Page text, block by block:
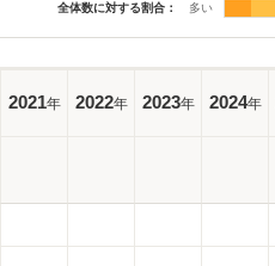
全体数に対する割合： 多い
2021年 2022年 2023年 2024年